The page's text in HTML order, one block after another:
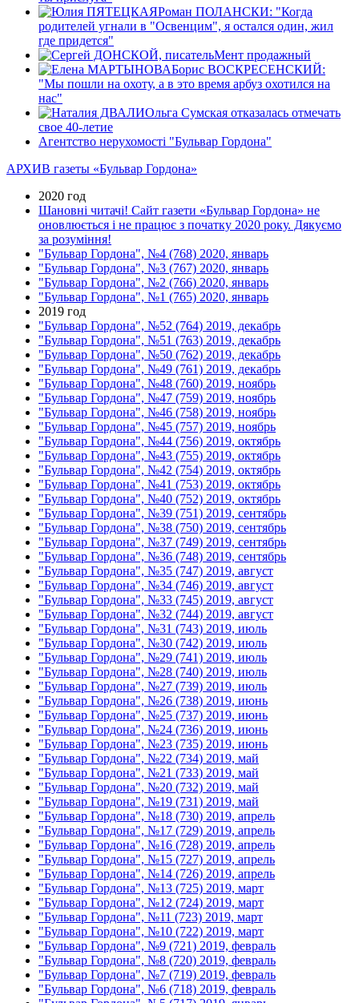
Роман ПОЛАНСКИ: "Когда
родителей угнали в "Освенцим", я остался один, жил
где придется"
Мент продажный
Борис ВОСКРЕСЕНСКИЙ:
"Мы пошли на охоту, а в это время арбуз охотился на
нас"
Ольга Сумская отказалась отмечать
свое 40-летие
Агентство нерухомості "Бульвар Гордона"
АРХИВ газеты «Бульвар Гордона»
2020 год
Шановні читачі! Сайт газети «Бульвар Гордона» не
оновлюється і не працює з початку 2020 року. Дякуємо
за розуміння!
"Бульвар Гордона", №4 (768) 2020, январь
"Бульвар Гордона", №3 (767) 2020, январь
"Бульвар Гордона", №2 (766) 2020, январь
"Бульвар Гордона", №1 (765) 2020, январь
2019 год
"Бульвар Гордона", №52 (764) 2019, декабрь
"Бульвар Гордона", №51 (763) 2019, декабрь
"Бульвар Гордона", №50 (762) 2019, декабрь
"Бульвар Гордона", №49 (761) 2019, декабрь
"Бульвар Гордона", №48 (760) 2019, ноябрь
"Бульвар Гордона", №47 (759) 2019, ноябрь
"Бульвар Гордона", №46 (758) 2019, ноябрь
"Бульвар Гордона", №45 (757) 2019, ноябрь
"Бульвар Гордона", №44 (756) 2019, октябрь
"Бульвар Гордона", №43 (755) 2019, октябрь
"Бульвар Гордона", №42 (754) 2019, октябрь
"Бульвар Гордона", №41 (753) 2019, октябрь
"Бульвар Гордона", №40 (752) 2019, октябрь
"Бульвар Гордона", №39 (751) 2019, сентябрь
"Бульвар Гордона", №38 (750) 2019, сентябрь
"Бульвар Гордона", №37 (749) 2019, сентябрь
"Бульвар Гордона", №36 (748) 2019, сентябрь
"Бульвар Гордона", №35 (747) 2019, август
"Бульвар Гордона", №34 (746) 2019, август
"Бульвар Гордона", №33 (745) 2019, август
"Бульвар Гордона", №32 (744) 2019, август
"Бульвар Гордона", №31 (743) 2019, июль
"Бульвар Гордона", №30 (742) 2019, июль
"Бульвар Гордона", №29 (741) 2019, июль
"Бульвар Гордона", №28 (740) 2019, июль
"Бульвар Гордона", №27 (739) 2019, июль
"Бульвар Гордона", №26 (738) 2019, июнь
"Бульвар Гордона", №25 (737) 2019, июнь
"Бульвар Гордона", №24 (736) 2019, июнь
"Бульвар Гордона", №23 (735) 2019, июнь
"Бульвар Гордона", №22 (734) 2019, май
"Бульвар Гордона", №21 (733) 2019, май
"Бульвар Гордона", №20 (732) 2019, май
"Бульвар Гордона", №19 (731) 2019, май
"Бульвар Гордона", №18 (730) 2019, апрель
"Бульвар Гордона", №17 (729) 2019, апрель
"Бульвар Гордона", №16 (728) 2019, апрель
"Бульвар Гордона", №15 (727) 2019, апрель
"Бульвар Гордона", №14 (726) 2019, апрель
"Бульвар Гордона", №13 (725) 2019, март
"Бульвар Гордона", №12 (724) 2019, март
"Бульвар Гордона", №11 (723) 2019, март
"Бульвар Гордона", №10 (722) 2019, март
"Бульвар Гордона", №9 (721) 2019, февраль
"Бульвар Гордона", №8 (720) 2019, февраль
"Бульвар Гордона", №7 (719) 2019, февраль
"Бульвар Гордона", №6 (718) 2019, февраль